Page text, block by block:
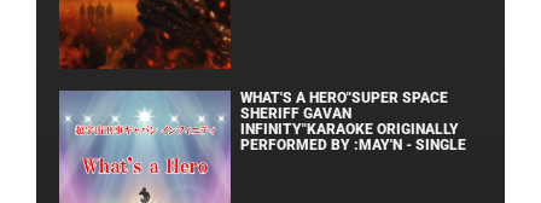
WHAT'S A HERO"SUPER SPACE
SHERIFF GAVAN
INFINITY"KARAOKE ORIGINALLY
PERFORMED BY :MAY'N - SINGLE